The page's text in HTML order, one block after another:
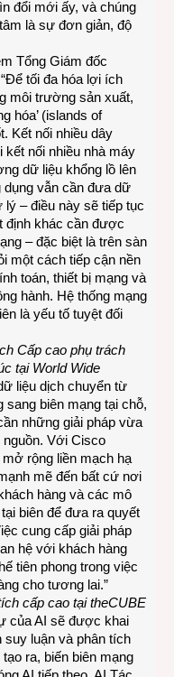
đổi mới ấy, và chúng
là sự đơn giản, độ
Tổng Giám đốc
tối đa hóa lợi ích
môi trường sản xuất,
hóa’ (islands of
Kết nối nhiều dây
kết nối nhiều nhà máy
dữ liệu khổng lồ lên
vẫn cần đưa dữ
– điều này sẽ tiếp tục
định khác cần được
– đặc biệt là trên sàn
một cách tiếp cận nền
toán, thiết bị mạng và
hành. Hệ thống mạng
là yếu tố tuyệt đối
Cấp cao phụ trách
tại World Wide
liệu dịch chuyển từ
sang biên mạng tại chỗ,
những giải pháp vừa
nguồn. Với Cisco
rộng liền mạch hạ
mẽ đến bất cứ nơi
hàng và các mô
biên để đưa ra quyết
cung cấp giải pháp
hệ với khách hàng
tiên phong trong việc
cho tương lai.”
cấp cao tại theCUBE
của AI sẽ được khai
luận và phân tích
ra, biến biên mạng